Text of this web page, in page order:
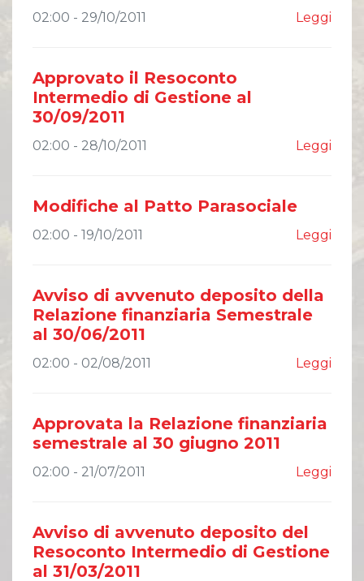
02:00 - 29/10/2011 Leggi
Approvato il Resoconto
Intermedio di Gestione al
30/09/2011
02:00 - 28/10/2011 Leggi
Modifiche al Patto Parasociale
02:00 - 19/10/2011 Leggi
Avviso di avvenuto deposito della
Relazione finanziaria Semestrale
al 30/06/2011
02:00 - 02/08/2011 Leggi
Approvata la Relazione finanziaria
semestrale al 30 giugno 2011
02:00 - 21/07/2011 Leggi
Avviso di avvenuto deposito del
Resoconto Intermedio di Gestione
al 31/03/2011